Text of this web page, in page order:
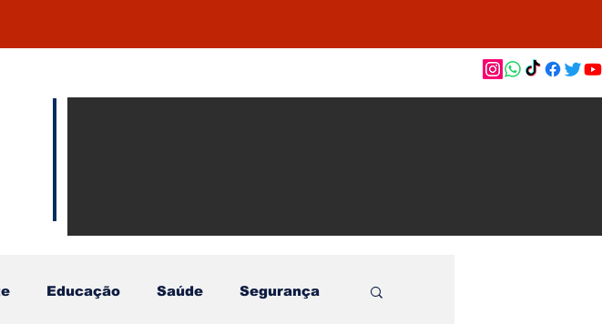
Educação Saúde Segurança